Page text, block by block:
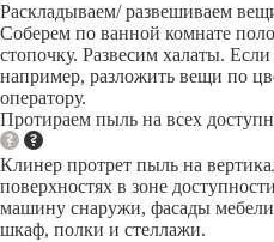
Раскладываем/ развешиваем
Соберем по ванной комнате
стопочку. Развесим халаты. Если
например, разложить вещи по
оператору.
Протираем пыль на всех
Клинер протрет пыль на
поверхностях в зоне
машину снаружи, фасады
шкаф, полки и стеллажи.